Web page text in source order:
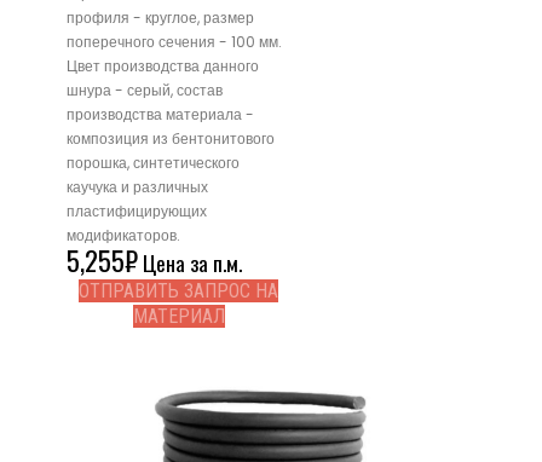
профиля - круглое, размер
поперечного сечения - 100 мм.
Цвет производства данного
шнура - серый, состав
производства материала -
композиция из бентонитового
порошка, синтетического
каучука и различных
пластифицирующих
модификаторов.
5,255₽Цена за п.м.
ОТПРАВИТЬ ЗАПРОС НА
МАТЕРИАЛ